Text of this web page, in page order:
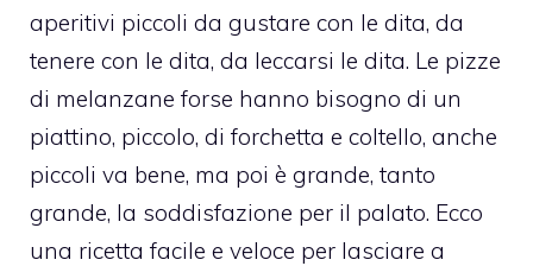
aperitivi piccoli da gustare con le dita, da
tenere con le dita, da leccarsi le dita. Le pizze
di melanzane forse hanno bisogno di un
piattino, piccolo, di forchetta e coltello, anche
piccoli va bene, ma poi è grande, tanto
grande, la soddisfazione per il palato. Ecco
una ricetta facile e veloce per lasciare a